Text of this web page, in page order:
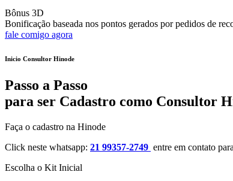
Bônus 3D
Bonificação baseada nos pontos gerados por pedidos de
fale comigo agora
Inicio Consultor Hinode
Passo a Passo
para ser Cadastro como Consultor
Faça o cadastro na Hinode
Click neste whatsapp: 21 99357-2749 entre em contato
Escolha o Kit Inicial